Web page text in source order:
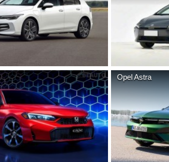
OpelAstra